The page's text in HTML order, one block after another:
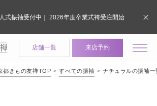
店舗一覧 来店予約
都きもの友禅TOP すべての振袖 ナチュラルの振袖一
式振袖受付中｜ 2026年度卒業式袴受注開始